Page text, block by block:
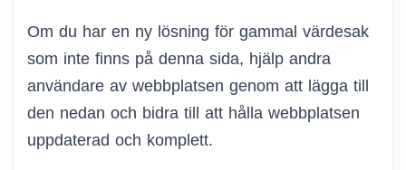
Om du har en ny lösning för gammal värdesak
som inte finns på denna sida, hjälp andra
användare av webbplatsen genom att lägga till
den nedan och bidra till att hålla webbplatsen
uppdaterad och komplett.